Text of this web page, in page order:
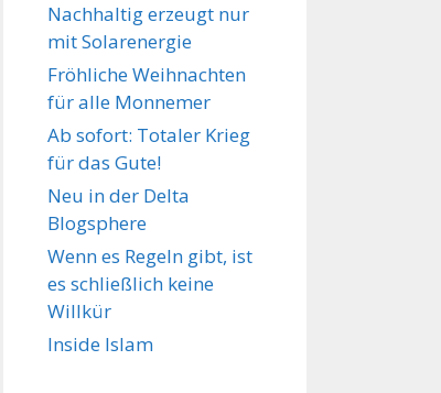
Nachhaltig erzeugt nur
mit Solarenergie
Fröhliche Weihnachten
für alle Monnemer
Ab sofort: Totaler Krieg
für das Gute!
Neu in der Delta
Blogsphere
Wenn es Regeln gibt, ist
es schließlich keine
Willkür
Inside Islam